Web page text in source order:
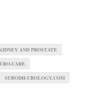
AND PROSTATE
CARE
SUBODH-UROLOGY.COM